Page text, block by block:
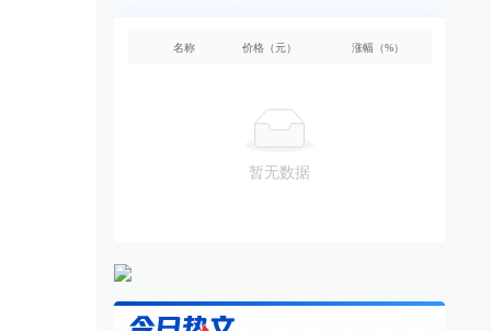
名称 价格（元） 涨幅（%）
暂无数据